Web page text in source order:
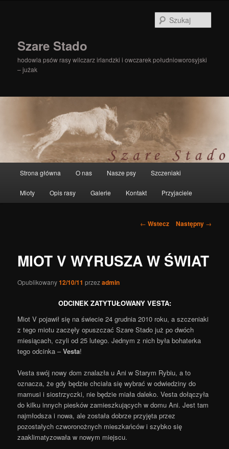
Szare Stado
hodowla psów rasy wilczarz irlandzki i owczarek południoworosyjski
– jużak
Przeskocz
do
Strona główna O nas Nasze psy Szczeniaki
Mioty Opis rasy Galerie Kontakt Przyjaciele
Zobacz
← Wstecz Następny →
MIOT V WYRUSZA W ŚWIAT
Opublikowany12/10/11 przezadmin
ODCINEK ZATYTUŁOWANY VESTA:
Miot V pojawił się na świecie 24 grudnia 2010 roku, a szczeniaki
z tego miotu zaczęły opuszczać Szare Stado już po dwóch
miesiącach, czyli od 25 lutego. Jednym z nich była bohaterka
tego odcinka –Vesta!
Vesta swój nowy dom znalazła u Ani w Starym Rybiu, a to
oznacza, że gdy będzie chciała się wybrać w odwiedziny do
mamusi i siostrzyczki, nie będzie miała daleko. Vesta dołączyła
do kilku innych piesków zamieszkujących w domu Ani. Jest tam
najmłodsza i nowa, ale została dobrze przyjęta przez
pozostałych czworonożnych mieszkańców i szybko się
zaaklimatyzowała w nowym miejscu.